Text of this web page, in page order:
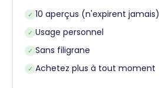
✓ 10 aperçus (n'expirent jamais)
✓ Usage personnel
✓ Sans filigrane
✓ Achetez plus à tout moment